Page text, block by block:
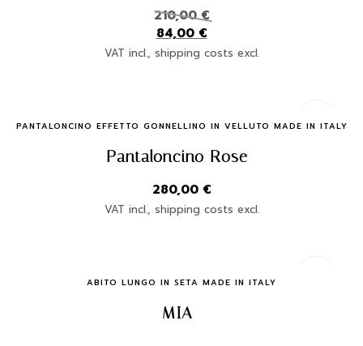
210,00€
84,00 €
VAT incl., shipping costs excl.
Quick Buy
PANTALONCINO EFFETTO GONNELLINO IN VELLUTO MADE IN ITALY
Pantaloncino Rose
280,00 €
VAT incl., shipping costs excl.
Quick Buy
ABITO LUNGO IN SETA MADE IN ITALY
MIA